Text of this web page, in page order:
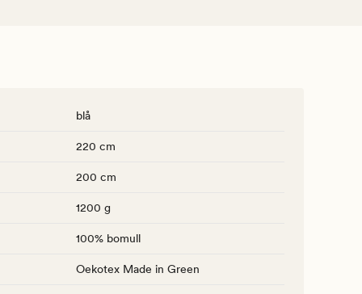
blå
220 cm
200 cm
1200 g
100% bomull
Oekotex Made in Green